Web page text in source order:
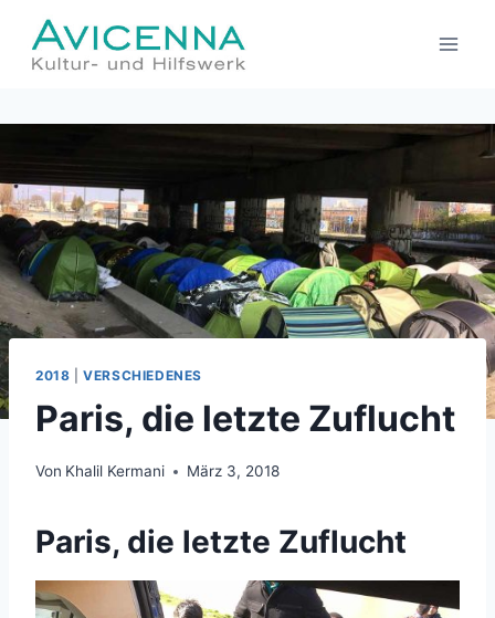
Inhalt
springen
2018 |VERSCHIEDENES
Paris, die letzte Zuflucht
Von Khalil Kermani März 3, 2018
Paris, die letzte Zuflucht